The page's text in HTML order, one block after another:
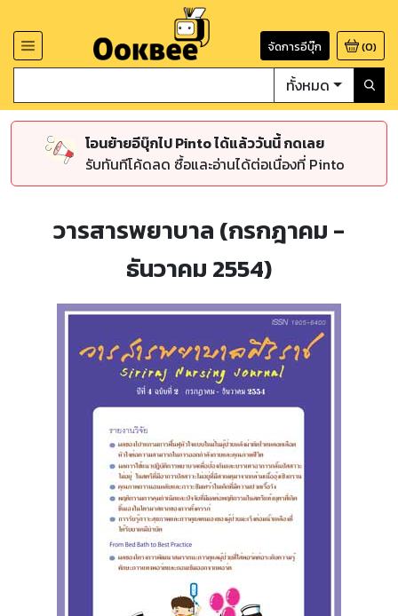
จัดการอีบุ๊ก (0)
ทั้งหมด
โอนย้ายอีบุ๊กไป Pinto ได้แล้ววันนี้ กดเลย
รับทันทีโค้ดลด ซื้อและอ่านได้ต่อเนื่องที่ Pinto
วารสารพยาบาล (กรกฎาคม -
ธันวาคม 2554)